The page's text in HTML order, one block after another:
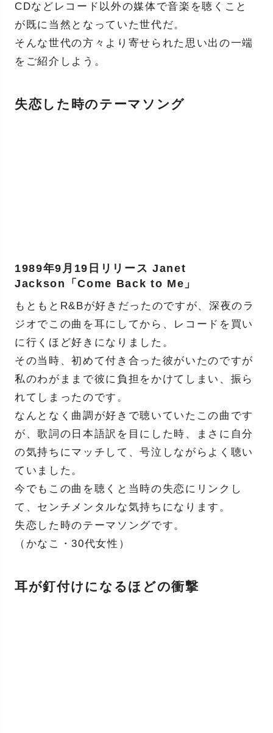
CDなどレコード以外の媒体で音楽を聴くこと
が既に当然となっていた世代だ。
そんな世代の方々より寄せられた思い出の一端
をご紹介しよう。
失恋した時のテーマソング
1989年9月19日リリース Janet
Jackson「Come Back to Me」
もともとR&Bが好きだったのですが、深夜のラ
ジオでこの曲を耳にしてから、レコードを買い
に行くほど好きになりました。
その当時、初めて付き合った彼がいたのですが
私のわがままで彼に負担をかけてしまい、振ら
れてしまったのです。
なんとなく曲調が好きで聴いていたこの曲です
が、歌詞の日本語訳を目にした時、まさに自分
の気持ちにマッチして、号泣しながらよく聴い
ていました。
今でもこの曲を聴くと当時の失恋にリンクし
て、センチメンタルな気持ちになります。
失恋した時のテーマソングです。
（かなこ・30代女性）
耳が釘付けになるほどの衝撃